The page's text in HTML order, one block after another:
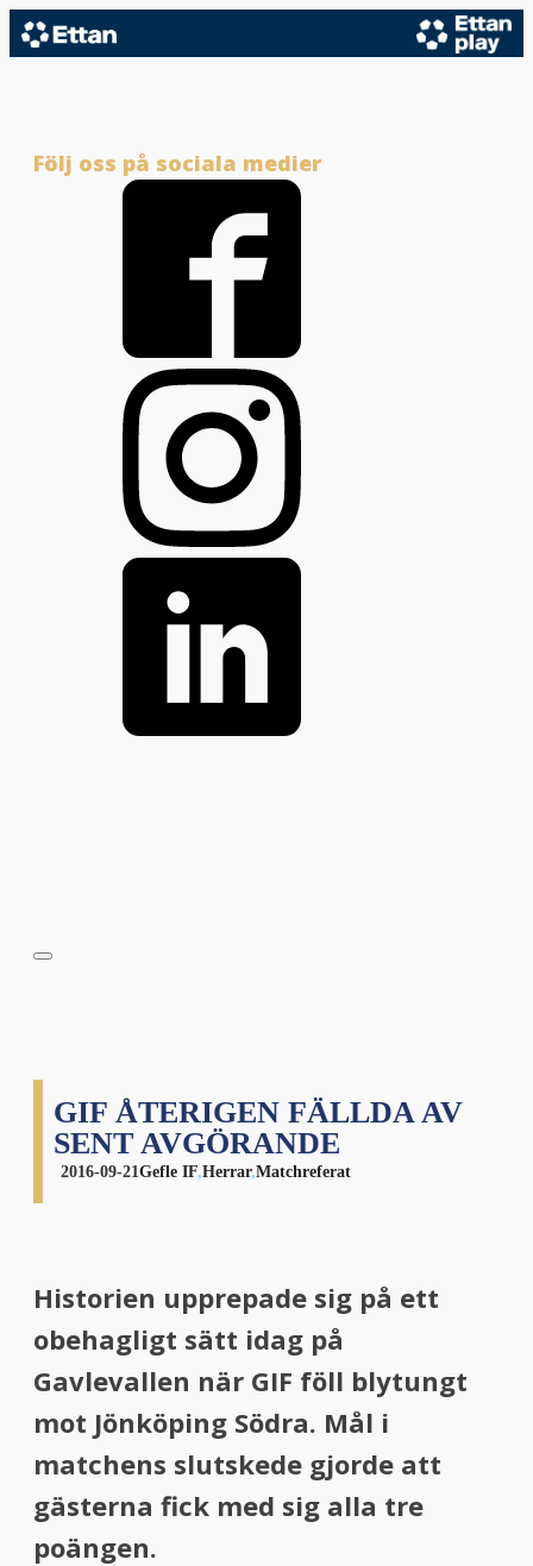
Följ oss på sociala medier
GIF ÅTERIGEN FÄLLDA AV
SENT AVGÖRANDE
2016-09-21Gefle IF,Herrar,Matchreferat
Historien upprepade sig på ett
obehagligt sätt idag på
Gavlevallen när GIF föll blytungt
mot Jönköping Södra. Mål i
matchens slutskede gjorde att
gästerna fick med sig alla tre
poängen.